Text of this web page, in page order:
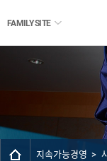
FAMILY SITE
지속가능경영